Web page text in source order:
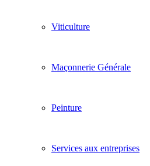
Viticulture
Maçonnerie Générale
Peinture
Services aux entreprises